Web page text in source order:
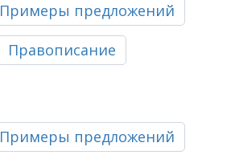
Примеры предложений
Правописание
Примеры предложений